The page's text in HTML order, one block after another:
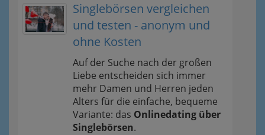
Singlebörsen vergleichen
und testen - anonym und
ohne Kosten
Auf der Suche nach der großen
Liebe entscheiden sich immer
mehr Damen und Herren jeden
Alters für die einfache, bequeme
Variante: das Onlinedating über
Singlebörsen.